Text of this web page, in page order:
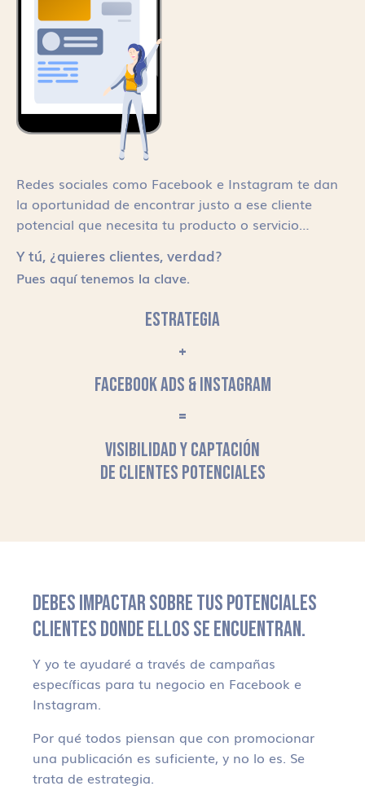
Redes sociales como Facebook e Instagram te dan
la oportunidad de encontrar justo a ese cliente
potencial que necesita tu producto o servicio…
Y tú, ¿quieres clientes, verdad?
Pues aquí tenemos la clave.
ESTRATEGIA
+
FACEBOOK ADS & INSTAGRAM
=
VISIBILIDAD Y CAPTACIÓN
DE CLIENTES POTENCIALES
DEBES IMPACTAR SOBRE TUS POTENCIALES
CLIENTES DONDE ELLOS SE ENCUENTRAN.
Y yo te ayudaré a través de campañas
específicas para tu negocio en Facebook e
Instagram.
Por qué todos piensan que con promocionar
una publicación es suficiente, y no lo es. Se
trata de estrategia.